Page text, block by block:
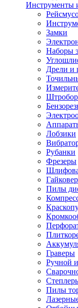
Инструменты
Замки
Наборы
Дрели и
Лобзики
Рубанки
Фрезеры
Пилы
Граверы
Ручной
Пилы